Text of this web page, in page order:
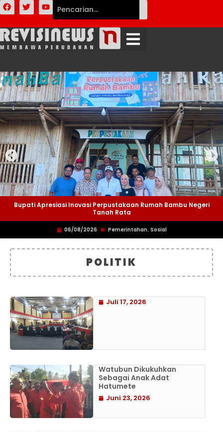
Bupati Apresiasi Inovasi Perpustakaan Rumah Bambu Negeri
Tanah Rata
06/08/2026 Pemerintahan, Sosial
POLITIK
Juli 17, 2026
Watubun Dikukuhkan
Sebagai Anak Adat
Hatumete
Juni 23, 2026